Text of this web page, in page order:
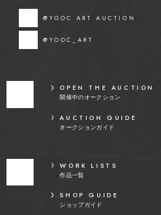
@YOOC ART AUCTION
@YOOC_ART
OPEN THE AUCTION
開催中のオークション
AUCTION GUIDE
オークションガイド
WORK LISTS
作品一覧
SHOP GUIDE
ショップガイド